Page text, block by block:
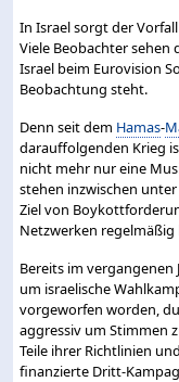
In Israel sorgt der
Viele Beobachter sehen
Israel beim Eurovision
Beobachtung steht.
Denn seit dem Hamas-
darauffolgenden Krieg
nicht mehr nur eine
stehen inzwischen
Ziel von
Netzwerken
Bereits im
um israelische
vorgeworfen worden,
aggressiv um Stimmen
Teile ihrer Richtlinien
finanzierte Dritt-